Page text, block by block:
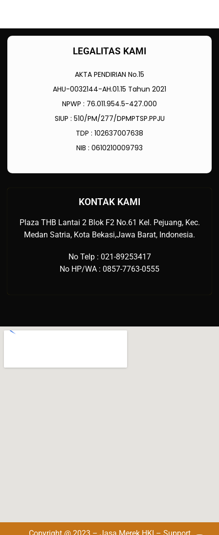
LEGALITAS KAMI
AKTA PENDIRIAN No.15
AHU-0032144-AH.01.15 Tahun 2021
NPWP : 76.011.954.5-427.000
SIUP : 510/PM/277/DPMPTSP.PPJU
TDP : 102637007638
NIB : 0610210009793
KONTAK KAMI
Plaza THB Lantai 2 Blok F2 No.61 Kel. Pejuang, Kec.
Medan Satria, Kota Bekasi,Jawa Barat, Indonesia.
No Telp : 021-89253417
No HP/WA : 0857-7763-0555